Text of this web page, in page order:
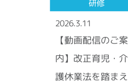
研修
2026.3.11
【動画配信のご案
内】改正育児・介
護休業法を踏まえ